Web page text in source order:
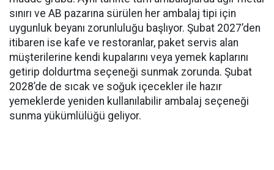
sınırı ve AB pazarına sürülen her ambalaj tipi için
uygunluk beyanı zorunluluğu başlıyor. Şubat 2027’den
itibaren ise kafe ve restoranlar, paket servis alan
müşterilerine kendi kupalarını veya yemek kaplarını
getirip doldurtma seçeneği sunmak zorunda. Şubat
2028’de de sıcak ve soğuk içecekler ile hazır
yemeklerde yeniden kullanılabilir ambalaj seçeneği
sunma yükümlülüğü geliyor.